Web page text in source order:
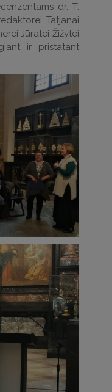
dr. T.
Tatjanai
Jūratei Žižytei
ir pristatant